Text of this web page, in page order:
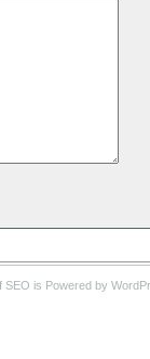
SEO is Powered by